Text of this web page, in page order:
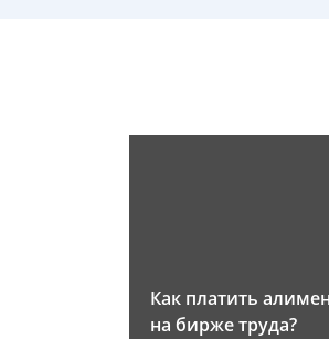
Как платить
на бирже труда?